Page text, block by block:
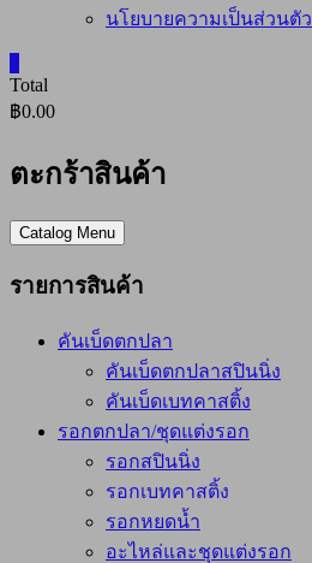
นโยบายความเป็นส่วนตัว
Total
฿0.00
ตะกร้าสินค้า
Catalog Menu
รายการสินค้า
คันเบ็ดตกปลา
คันเบ็ดตกปลาสปินนิ่ง
คันเบ็ดเบทคาสติ้ง
รอกตกปลา/ชุดแต่งรอก
รอกสปินนิ่ง
รอกเบทคาสติ้ง
รอกหยดน้ำ
อะไหล่และชุดแต่งรอก